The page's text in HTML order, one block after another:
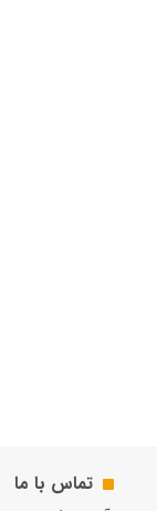
تماس با ما